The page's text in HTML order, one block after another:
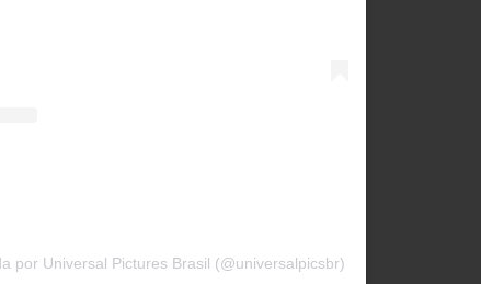
por Universal Pictures Brasil (@universalpicsbr)